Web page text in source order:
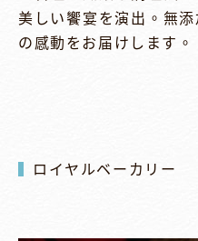
美しい饗宴を演出。無
の感動をお届けします。
ロイヤルベーカリー